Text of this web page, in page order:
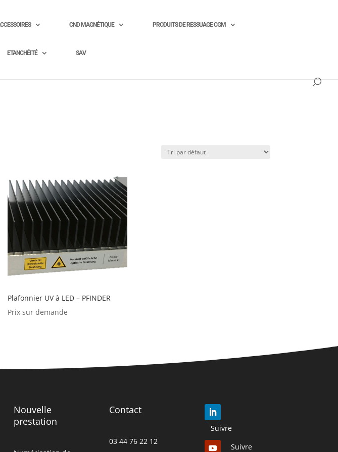
CND MAGNÉTIQUE PRODUITS DE RESSUAGE CGM
ETANCHÉITÉ SAV
Plafonnier UV à LED – PFINDER
Prix sur demande
Nouvelle
prestation
Contact
03 44 76 22 12
Suivre
Suivre